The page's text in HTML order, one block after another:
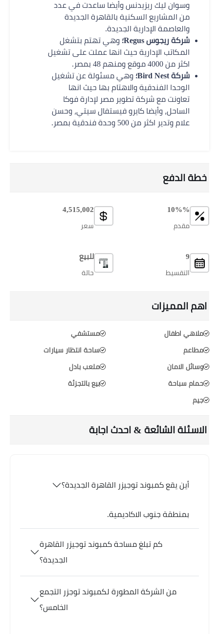
وسوان ليك ريزيدنس وأيضا ساعدت في عدد
من المشاريع السكنية بالقاهرة الجديدة
والعاصمة الإدارية الجديدة.
شركة ريجوس Regus؛
وهي تهتم بتشغل
المكاتب الإدارية حيث انها عملت على تشغيل
اكثر من 4000 موقع ومنهم 48 بمصر.
شركة Bird Nest؛
وهي مسئولة عن تشغيل
الوحدا الفندقية والاهتام بها حيث انها
تعاونت مع شركة تطوير مصر لإدارة فوكا
الساحل، وأيضا كايرو فيستفال سيتي، وحسن
علام وتدير اكثر من 500 وحدة فندقية بمصر.
خطة الدفع
10%%
مقدم
9
التقسيط
4,515,002
سعر
للبيع
حالة
اهم المميزات
ملاهي اطفال
مطاعم
وسائل الامان
حمام سباحة
جيم
مستشفي
ساحة انتظار سيارات
ملعب بادل
بيع بالتجزئة
الاسئلة الشائعة & احدث اجابة
أين يقع كمبوند توجيزر القاهرة الجديدة؟
بمنطقة جنوب الاكاديمية.
كم تبلغ مساحة كمبوند توجيزر القاهرة
الجديدة؟
من الشركة المطورة لكمبوند توجزر التجمع
الخامس؟